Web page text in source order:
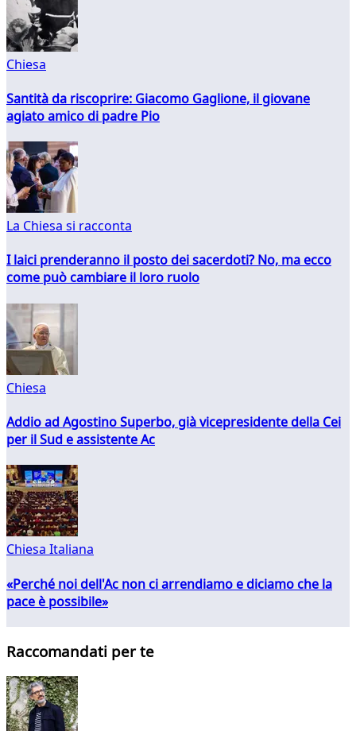
Chiesa
Santità da riscoprire: Giacomo Gaglione, il giovane
agiato amico di padre Pio
La Chiesa si racconta
I laici prenderanno il posto dei sacerdoti? No, ma ecco
come può cambiare il loro ruolo
Chiesa
Addio ad Agostino Superbo, già vicepresidente della Cei
per il Sud e assistente Ac
Chiesa Italiana
«Perché noi dell'Ac non ci arrendiamo e diciamo che la
pace è possibile»
Raccomandati per te